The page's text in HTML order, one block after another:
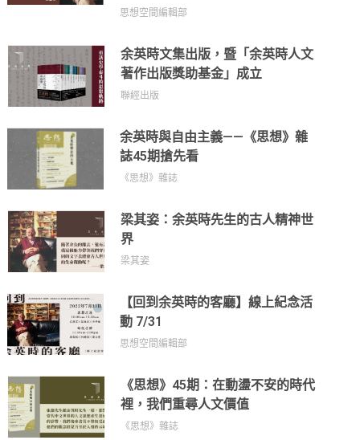
思想空間編輯部
余英時文集出版，暨「余英時人文
著作出版獎助基金」成立
聯經出版
余英時與自由主義——《思想》雜
誌45期搶先看
《思想》雜誌
梁其姿：余英時先生的古人精神世
界
梁其姿
【回到余英時的客廳】線上紀念活
動 7/31
思想空間編輯部
《思想》45期：在動盪不安的時代
裡，我們重尋人文價值
《思想》雜誌